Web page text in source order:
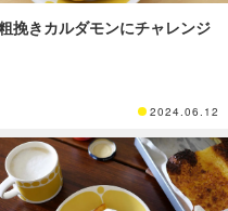
挽きカルダモンにチャレンジ
2024.06.12